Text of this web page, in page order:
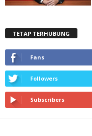
TETAP TERHUBUNG
Fans
Followers
Subscribers